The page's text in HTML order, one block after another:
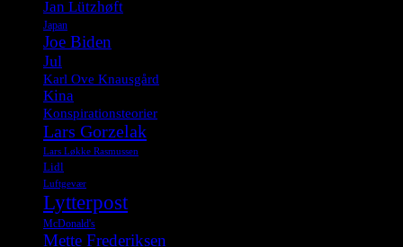
Jan Lützhøft
Japan
Joe Biden
Jul
Karl Ove Knausgård
Kina
Konspirationsteorier
Lars Gorzelak
Lars Løkke Rasmussen
Lidl
Luftgevær
Lytterpost
McDonald's
Mette Frederiksen